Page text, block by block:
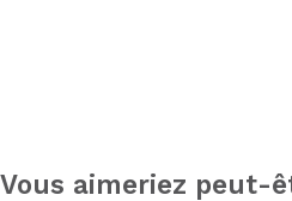
Vous aimeriez peut-